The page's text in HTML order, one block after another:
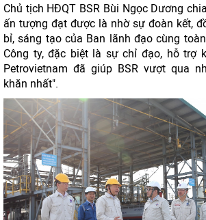
Chủ tịch HĐQT BSR Bùi Ngọc Dương
ấn tượng đạt được là nhờ sự đoàn kết,
bỉ, sáng tạo của Ban lãnh đạo cùng
Công ty, đặc biệt là sự chỉ đạo, hỗ trợ
Petrovietnam đã giúp BSR vượt qua
khăn nhất".